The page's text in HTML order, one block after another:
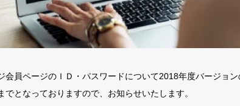
会員ページのＩＤ・パスワードについて2018年度バージョ
でとなっておりますので、お知らせいたします。